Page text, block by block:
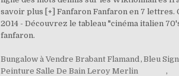
savoir plus [+] Fanfaron Fanfaron en 7
2014 - Découvrez le tableau "cinéma italien
fanfaron.
Bungalow à Vendre Brabant Flamand, Bleu
Peinture Salle De Bain Leroy Merlin
,